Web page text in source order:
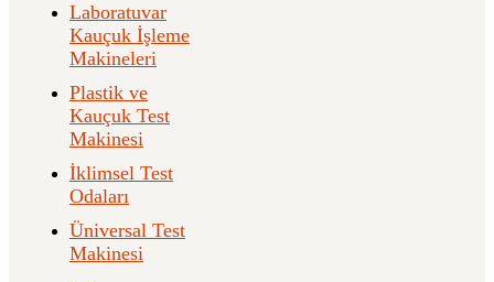
Laboratuvar
Kauçuk İşleme
Makineleri
Plastik ve
Kauçuk Test
Makinesi
İklimsel Test
Odaları
Üniversal Test
Makinesi